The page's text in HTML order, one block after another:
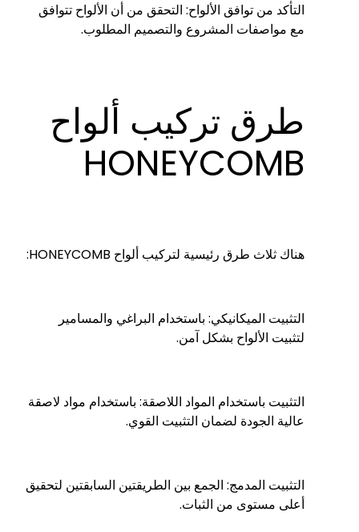
التأكد من توافق الألواح: التحقق من أن الألواح تتوافق
مع مواصفات المشروع والتصميم المطلوب.
طرق تركيب ألواح
HONEYCOMB
هناك ثلاث طرق رئيسية لتركيب ألواح HONEYCOMB:
التثبيت الميكانيكي: باستخدام البراغي والمسامير
لتثبيت الألواح بشكل آمن.
التثبيت باستخدام المواد اللاصقة: باستخدام مواد لاصقة
عالية الجودة لضمان التثبيت القوي.
التثبيت المدمج: الجمع بين الطريقتين السابقتين لتحقيق
أعلى مستوى من الثبات.